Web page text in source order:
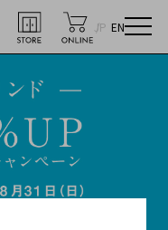
JP EN